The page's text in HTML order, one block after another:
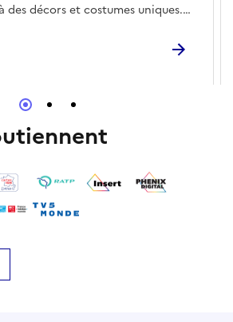
des décors et costumes uniques.